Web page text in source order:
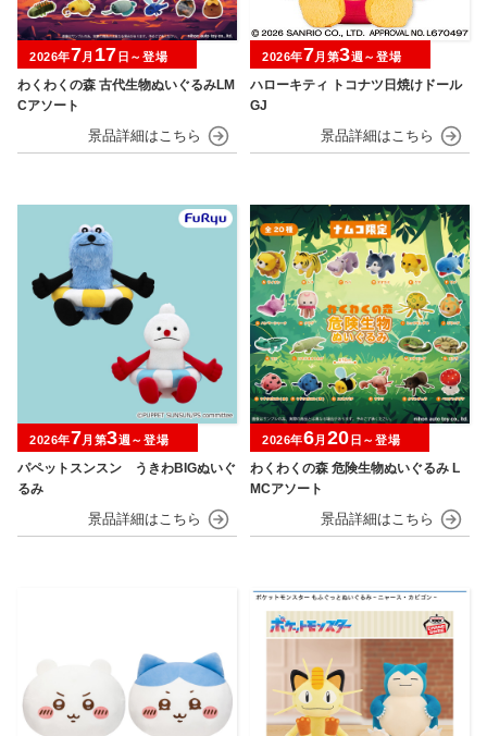
わくわくの森 古代生物ぬいぐるみLM
Cアソート
2026年7月 17 日～登場
ハローキティ トコナツ日焼けドール
GJ
2026年7月第3週～登場
パペットスンスン うきわBIGぬいぐ
るみ
2026年7月第3週～登場
わくわくの森 危険生物ぬいぐるみ L
MCアソート
2026年6月 20 日～登場